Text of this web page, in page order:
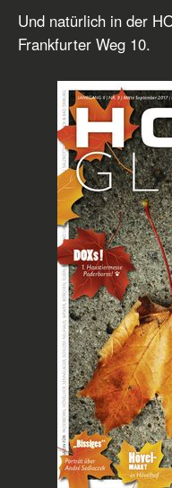
Und natürlich in der
Frankfurter Weg 10.